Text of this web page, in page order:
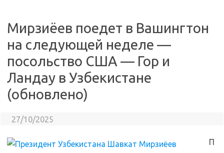
Мирзиёев поедет в Вашингтон
на следующей неделе —
посольство США — Гор и
Ландау в Узбекистане
(обновлено)
27/10/2025
П